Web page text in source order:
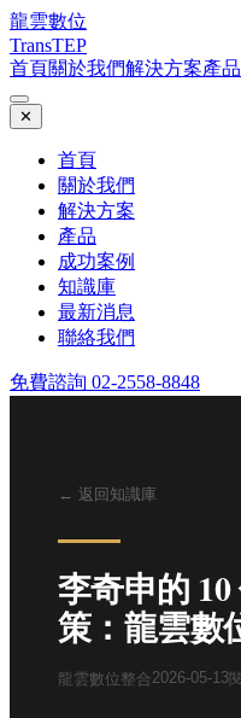
龍雲數位
TransTEP
首頁關於我們解決方案產品
✕
首頁
關於我們
解決方案
產品
成功案例
知識庫
最新消息
聯絡我們
免費諮詢 02-2558-8848
← 返回知識庫
李奇申的
策：龍雲數
龍雲數位整合2026-05-13